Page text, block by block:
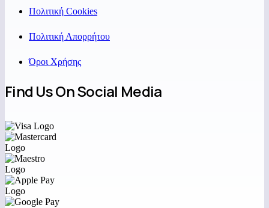
Πολιτική Cookies
Πολιτική Απορρήτου
Όροι Χρήσης
Find Us On Social Media